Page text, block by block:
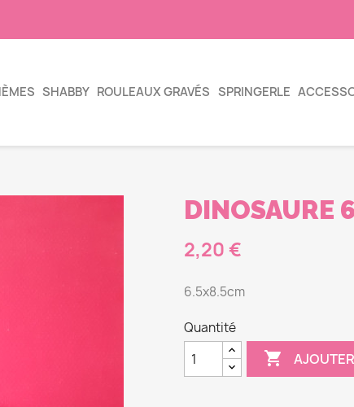
SHABBY ROULEAUX GRAVÉS SPRINGERLE
DINOSAURE
2,20 €
6.5x8.5cm
Quantité
